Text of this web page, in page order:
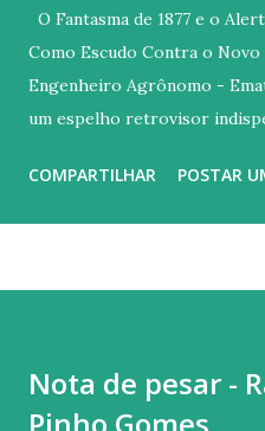
O Fantasma de 1877 e o
Como Escudo Contra o
Engenheiro Agrônomo -
um espelho retrovisor
no futuro. Contudo, diante
dizimou centenas de
da negligência e do
COMPARTILHAR POSTAR
Nota de pesar -
Pinho Gomes